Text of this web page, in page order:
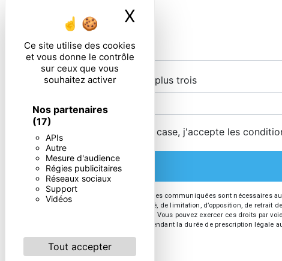
Ce site utilise des cookies
et vous donne le contrôle
sur ceux que vous
souhaitez activer
Nos partenaires
(17)
APIs
Autre
Mesure d'audience
Régies publicitaires
Réseaux sociaux
Support
Vidéos
Tout accepter
X
Combien font deux plus trois
En cochant cette case, j'accepte les
** Les données personnelles communiquées sont nécessaires
d’effacement, de portabilité, de limitation, d’opposition, de
vos données post-mortem. Vous pouvez exercer ces droits par
de prise de contact puis pendant la durée de prescription légale